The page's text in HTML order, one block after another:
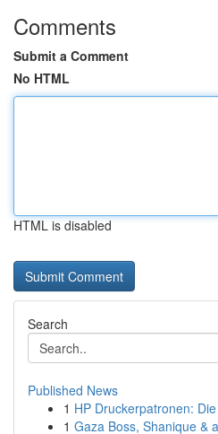
Comments
Submit a Comment
No HTML
HTML is disabled
Search
Published News
1 HP Druckerpatronen:
1 Gaza Boss, Shanique &